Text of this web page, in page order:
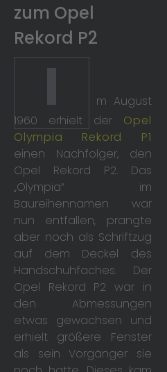
zum Opel
Rekord P2
I
m August
1960 erhielt der Opel
Olympia Rekord P1
einen Nachfolger, den
Opel Rekord P2. Das
„Olympia“ im
Baureihennamen war
nun entfallen, prangte
aber noch als Schriftzug
auf dem Deckel des
Handschuhfaches. Der
Opel Rekord P2 war in
den Abmessungen
etwas gewachsen und
erhielt größere Fenster
als sein Vorgänger sie